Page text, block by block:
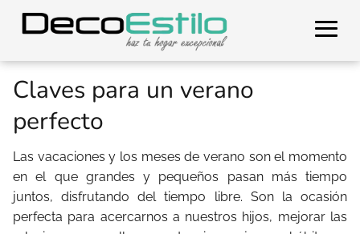
Claves para un verano
perfecto
Las vacaciones y los meses de verano son el momento
en el que grandes y pequeños pasan más tiempo
juntos, disfrutando del tiempo libre. Son la ocasión
perfecta para acercarnos a nuestros hijos, mejorar las